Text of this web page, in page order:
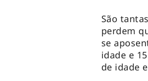
São
perdem
se
idade e
de idade